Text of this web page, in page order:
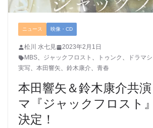
ニュース 映像・CD
松川 水七見
2023年2月1日
MBS、 ジャックフロスト 、 トゥンク 、 ドラマ
実写、 本田響矢、 鈴木康介、 青春
本田響矢＆鈴木康介共
マ『ジャックフロスト
決定！